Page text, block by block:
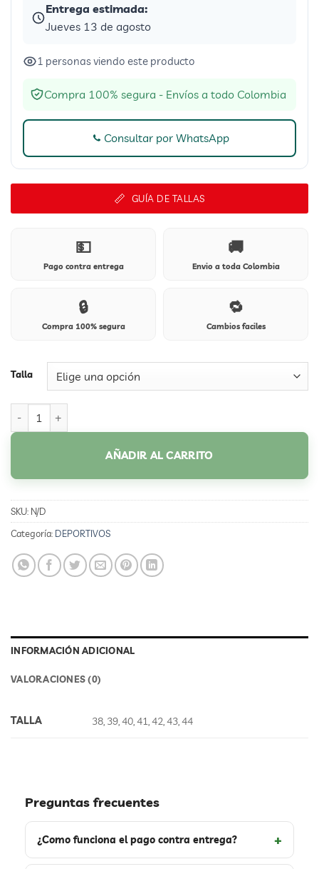
Entrega estimada:
Jueves 13 de agosto
1 personas viendo este producto
Compra 100% segura - Envíos a todo Colombia
Consultar por WhatsApp
GUÍA DE TALLAS
💵
Pago contra entrega
🚚
Envio a toda Colombia
🔒
Compra 100% segura
🔁
Cambios faciles
Talla
AÑADIR AL CARRITO
SKU: N/D
Categoría: DEPORTIVOS
INFORMACIÓN ADICIONAL
VALORACIONES (0)
TALLA 38, 39, 40, 41, 42, 43, 44
Preguntas frecuentes
¿Como funciona el pago contra entrega?